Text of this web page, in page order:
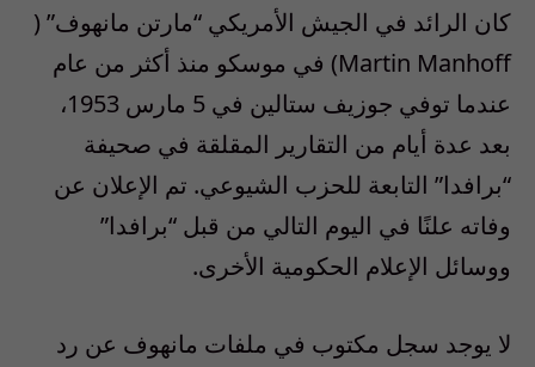
كان الرائد في الجيش الأمريكي “مارتن مانهوف” (
Martin Manhoff) في موسكو منذ أكثر من عام
عندما توفي جوزيف ستالين في 5 مارس 1953،
بعد عدة أيام من التقارير المقلقة في صحيفة
“برافدا” التابعة للحزب الشيوعي. تم الإعلان عن
وفاته علنًا في اليوم التالي من قبل “برافدا”
ووسائل الإعلام الحكومية الأخرى.
لا يوجد سجل مكتوب في ملفات مانهوف عن رد